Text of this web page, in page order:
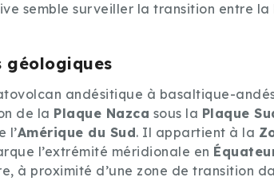
semble surveiller la transition entre
géologiques
andésitique à basaltique-
de la Plaque Nazca sous la Plaque
l’Amérique du Sud. Il appartient à la
l’extrémité méridionale en
à proximité d’une zone de transition